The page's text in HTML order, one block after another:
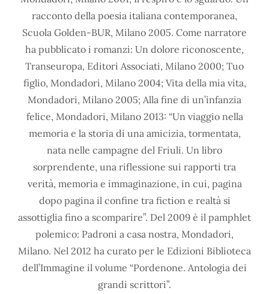
racconto della poesia italiana contemporanea,
Scuola Golden-BUR, Milano 2005. Come narratore
ha pubblicato i romanzi: Un dolore riconoscente,
Transeuropa, Editori Associati, Milano 2000; Tuo
figlio, Mondadori, Milano 2004; Vita della mia vita,
Mondadori, Milano 2005; Alla fine di un’infanzia
felice, Mondadori, Milano 2013: “Un viaggio nella
memoria e la storia di una amicizia, tormentata,
nata nelle campagne del Friuli. Un libro
sorprendente, una riflessione sui rapporti tra
verità, memoria e immaginazione, in cui, pagina
dopo pagina il confine tra fiction e realtà si
assottiglia fino a scomparire”. Del 2009 è il pamphlet
polemico: Padroni a casa nostra, Mondadori,
Milano. Nel 2012 ha curato per le Edizioni Biblioteca
dell’Immagine il volume “Pordenone. Antologia dei
grandi scrittori”.